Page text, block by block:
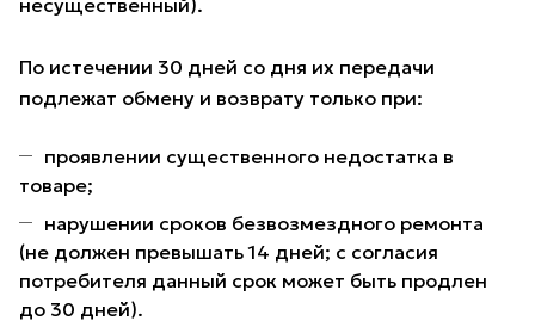
несущественный).
По истечении 30 дней со дня их передачи
подлежат обмену и возврату только при:
проявлении существенного недостатка в
товаре;
нарушении сроков безвозмездного ремонта
(не должен превышать 14 дней; с согласия
потребителя данный срок может быть продлен
до 30 дней).